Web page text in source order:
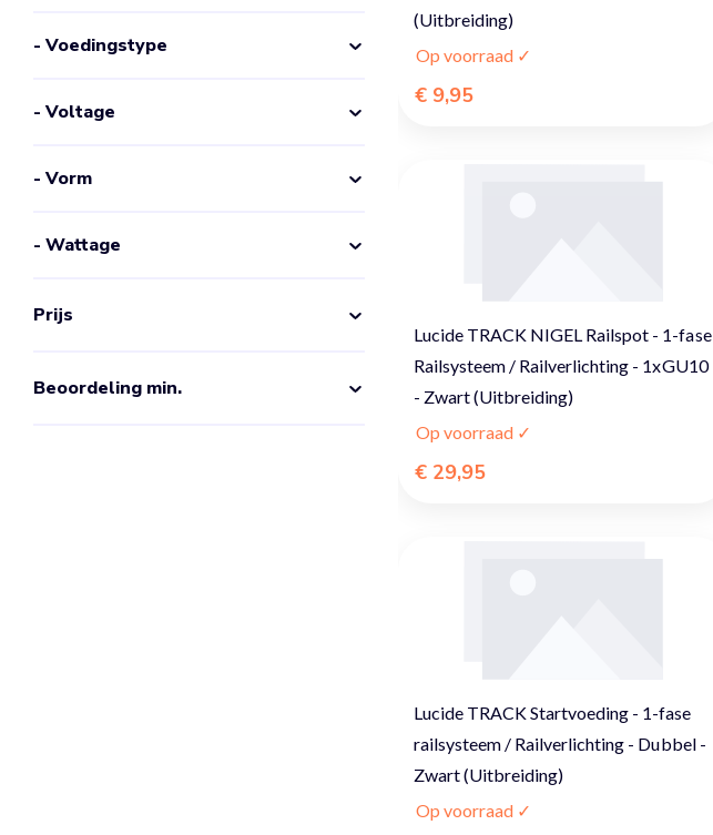
- Voedingstype
- Voltage
- Vorm
- Wattage
Prijs
Beoordeling min.
(Uitbreiding)
Op voorraad ✓
€ 9,95
Lucide TRACK NIGEL Railspot - 1-fase
Railsysteem / Railverlichting - 1xGU10
- Zwart (Uitbreiding)
Op voorraad ✓
€ 29,95
Lucide TRACK Startvoeding - 1-fase
railsysteem / Railverlichting - Dubbel -
Zwart (Uitbreiding)
Op voorraad ✓